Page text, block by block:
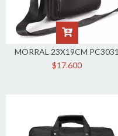
MORRAL 23X19CM PC3031
$17.600